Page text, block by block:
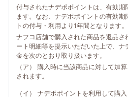
付与されたナデポポイントは、有効期
ます。なお、ナデポポイントの有効
トの付与・利用より1年間となります。
ナフコ店舗で購入された商品を返品さ
ート明細等を提示いただいた上で、
金を次のとおり取り扱います。
（ア） 購入時に当該商品に対して加
されます。
（イ） ナデポポイントを利用して購